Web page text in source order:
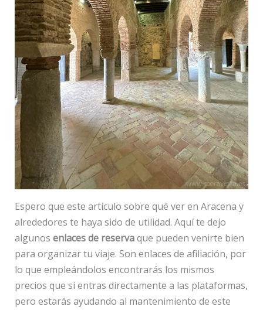
Espero que este artículo sobre qué ver en Aracena y
alrededores te haya sido de utilidad. Aquí te dejo
algunos enlaces de reservaque pueden venirte bien
para organizar tu viaje. Son enlaces de afiliación, por
lo que empleándolos encontrarás los mismos
precios que si entras directamente a las plataformas,
pero estarás ayudando al mantenimiento de este